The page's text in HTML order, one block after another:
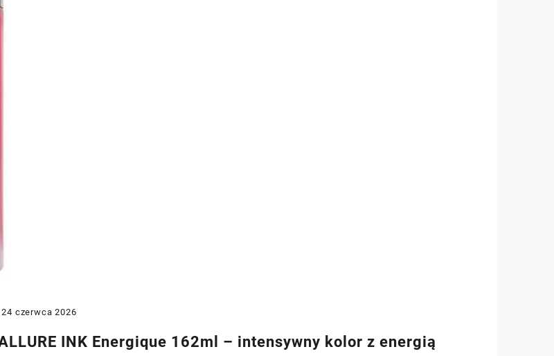
24 czerwca 2026
ALLURE INK Energique 162ml – intensywny kolor z energią